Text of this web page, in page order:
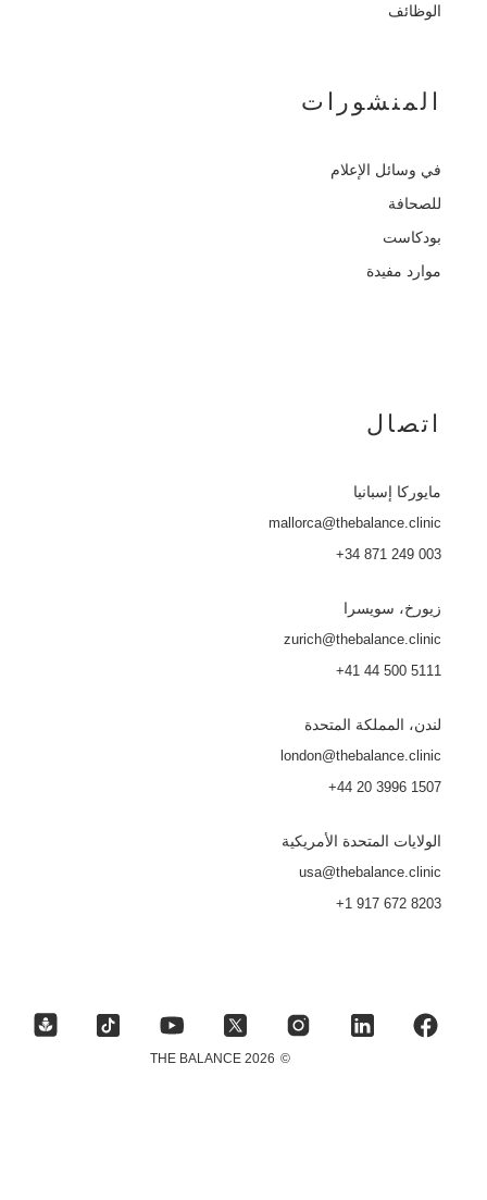
الوظائف
المنشورات
في وسائل الإعلام
للصحافة
بودكاست
موارد مفيدة
اتصال
مايوركا إسبانيا
mallorca@thebalance.clinic
+34 871 249 003
زيورخ، سويسرا
zurich@thebalance.clinic
+41 44 500 5111
لندن، المملكة المتحدة
london@thebalance.clinic
+44 20 3996 1507
الولايات المتحدة الأمريكية
usa@thebalance.clinic
+1 917 672 8203
©
2026 THE BALANCE